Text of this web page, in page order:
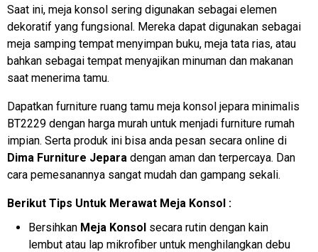
Saat ini, meja konsol sering digunakan sebagai elemen
dekoratif yang fungsional. Mereka dapat digunakan sebagai
meja samping tempat menyimpan buku, meja tata rias, atau
bahkan sebagai tempat menyajikan minuman dan makanan
saat menerima tamu.
Dapatkan furniture ruang tamu meja konsol jepara minimalis
BT2229 dengan harga murah untuk menjadi furniture rumah
impian. Serta produk ini bisa anda pesan secara online di
Dima Furniture Jepara dengan aman dan terpercaya. Dan
cara pemesanannya sangat mudah dan gampang sekali.
Berikut Tips Untuk Merawat Meja Konsol :
Bersihkan Meja Konsol secara rutin dengan kain
lembut atau lap mikrofiber untuk menghilangkan debu